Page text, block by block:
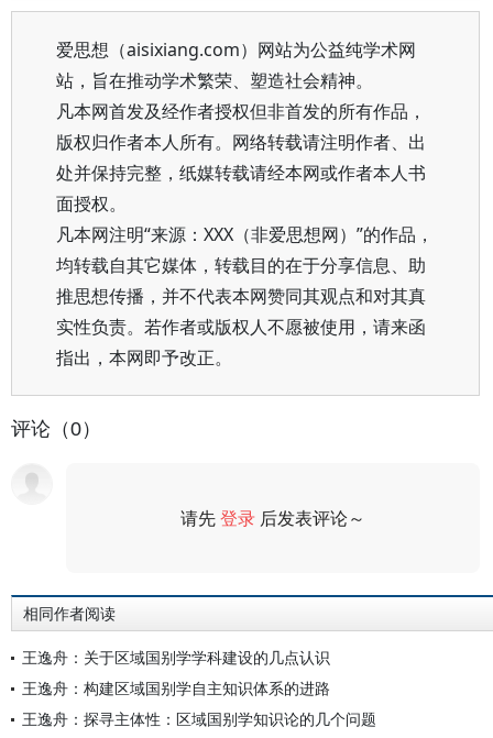
爱思想（aisixiang.com）网站为公益纯学术网
站，旨在推动学术繁荣、塑造社会精神。
凡本网首发及经作者授权但非首发的所有作品，
版权归作者本人所有。网络转载请注明作者、出
处并保持完整，纸媒转载请经本网或作者本人书
面授权。
凡本网注明“来源：XXX（非爱思想网）”的作品，
均转载自其它媒体，转载目的在于分享信息、助
推思想传播，并不代表本网赞同其观点和对其真
实性负责。若作者或版权人不愿被使用，请来函
指出，本网即予改正。
评论（0）
请先登录 后发表评论～
相同作者阅读
王逸舟：关于区域国别学学科建设的几点认识
王逸舟：构建区域国别学自主知识体系的进路
王逸舟：探寻主体性：区域国别学知识论的几个问题